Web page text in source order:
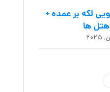
لکه بر عمده +
ها